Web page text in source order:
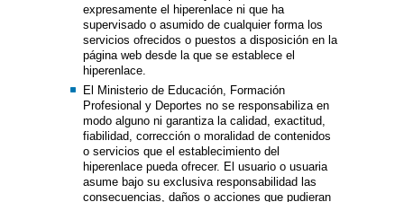
expresamente el hiperenlace ni que ha
supervisado o asumido de cualquier forma los
servicios ofrecidos o puestos a disposición en la
página web desde la que se establece el
hiperenlace.
El Ministerio de Educación, Formación
Profesional y Deportes no se responsabiliza en
modo alguno ni garantiza la calidad, exactitud,
fiabilidad, corrección o moralidad de contenidos
o servicios que el establecimiento del
hiperenlace pueda ofrecer. El usuario o usuaria
asume bajo su exclusiva responsabilidad las
consecuencias, daños o acciones que pudieran